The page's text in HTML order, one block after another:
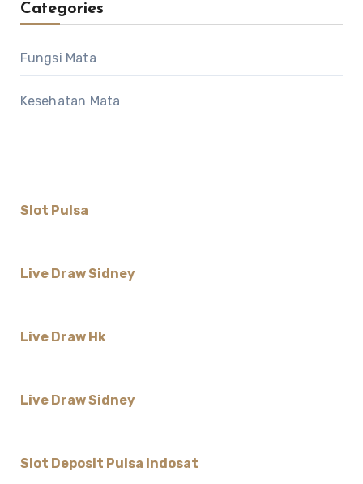
Categories
Fungsi Mata
Kesehatan Mata
Slot Pulsa
Live Draw Sidney
Live Draw Hk
Live Draw Sidney
Slot Deposit Pulsa Indosat